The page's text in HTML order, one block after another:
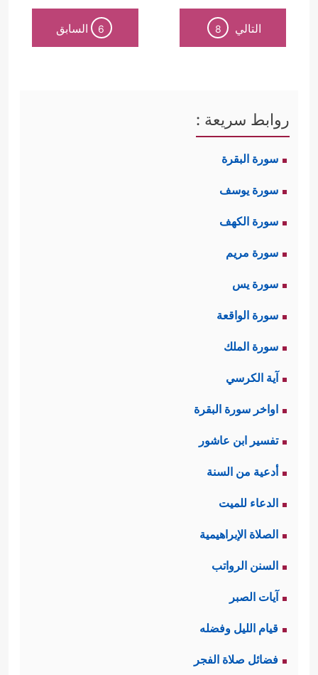
التالي 8
6 السابق
روابط سريعة :
سورة البقرة
سورة يوسف
سورة الكهف
سورة مريم
سورة يس
سورة الواقعة
سورة الملك
آية الكرسي
اواخر سورة البقرة
تفسير ابن عاشور
أدعية من السنة
الدعاء للميت
الصلاة الإبراهيمية
السنن الرواتب
آيات الصبر
قيام الليل وفضله
فضائل صلاة الفجر